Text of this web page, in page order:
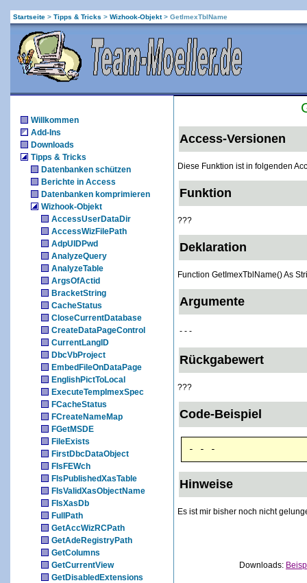
Startseite > Tipps & Tricks > Wizhook-Objekt> GetImexTblName
Willkommen
Add-Ins
Downloads
Tipps & Tricks
Datenbanken schützen
Berichte in Access
Datenbanken komprimieren
Wizhook-Objekt
AccessUserDataDir
AccessWizFilePath
AdpUIDPwd
AnalyzeQuery
AnalyzeTable
ArgsOfActid
BracketString
CacheStatus
CloseCurrentDatabase
CreateDataPageControl
CurrentLangID
DbcVbProject
EmbedFileOnDataPage
EnglishPictToLocal
ExecuteTempImexSpec
FCacheStatus
FCreateNameMap
FGetMSDE
FileExists
FirstDbcDataObject
FIsFEWch
FIsPublishedXasTable
FIsValidXasObjectName
FIsXasDb
FullPath
GetAccWizRCPath
GetAdeRegistryPath
GetColumns
GetCurrentView
GetDisabledExtensions
Access-Versionen
Diese Funktion ist in folgenden
Funktion
???
Deklaration
Function GetImexTblName() As
Argumente
- - -
Rückgabewert
???
Code-Beispiel
- - -
Hinweise
Es ist mir bisher noch nicht
Downloads: